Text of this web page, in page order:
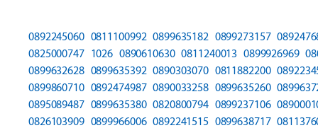
0892245060 0811100992 0899635182 0899273157
0825000747 1026 0890610630 0811240013 0899926969
0899632628 0899635392 0890303070 0811882200
0899860710 0892474987 0890033258 0899635260
0895089487 0899635380 0820800794 0899237106
0826103909 0899966006 0892241515 0899638717